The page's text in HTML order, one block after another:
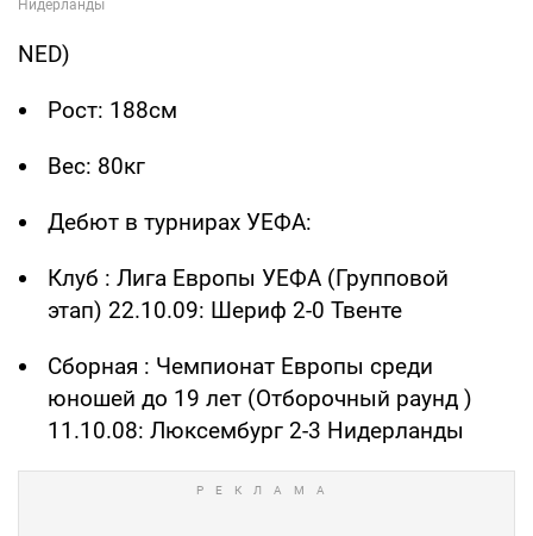
NED)
Рост: 188см
Вес: 80кг
Дебют в турнирах УЕФА:
Клуб : Лига Европы УЕФА (Групповой
этап) 22.10.09: Шериф 2-0 Твенте
Сборная : Чемпионат Европы среди
юношей до 19 лет (Отборочный раунд )
11.10.08: Люксембург 2-3 Нидерланды